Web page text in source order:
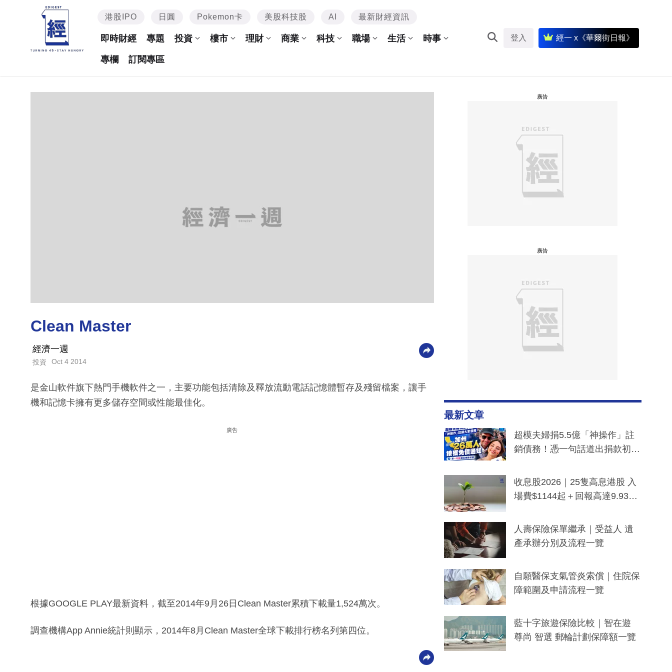
港股IPO 日圓 Pokemon卡 美股科技股 AI 最新財經資訊
即時財經 專題 投資 樓市 理財 商業 科技 職場 生活 時事
專欄 訂閱專區
登入 經一 x《華爾街日報》
Clean Master
經濟一週
投資 Oct 4 2014
是金山軟件旗下熱門手機軟件之一，主要功能包括清除及釋放流動電話記憶體暫存及殘留檔案，讓手
機和記憶卡擁有更多儲存空間或性能最佳化。
廣告
根據GOOGLE PLAY最新資料，截至2014年9月26日Clean Master累積下載量1,524萬次。
調查機構App Annie統計則顯示，2014年8月Clean Master全球下載排行榜名列第四位。
廣告
廣告
最新文章
超模夫婦捐5.5億「神操作」註
銷債務！憑一句話道出捐款初
一度被誤當詐騙手段
收息股2026｜25隻高息港股 入
場費$1144起＋回報高達9.93
人壽保險保單繼承｜受益人 遺
產承辦分別及流程一覽
自願醫保支氣管炎索償｜住院保
障範圍及申請流程一覽
藍十字旅遊保險比較｜智在遊
尊尚 智選 郵輪計劃保障額一覽